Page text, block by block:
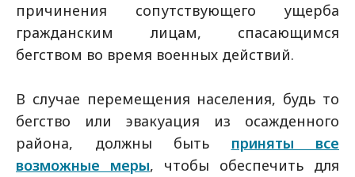
причинения сопутствующего ущерба
гражданским лицам, спасающимся
бегством во время военных действий.
В случае перемещения населения, будь то
бегство или эвакуация из осажденного
района, должны быть приняты все
возможные меры, чтобы обеспечить для